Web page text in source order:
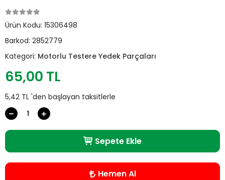
Ürün Kodu: 15306498
Barkod: 2852779
Kategori: Motorlu Testere Yedek Parçaları
65,00 TL
5,42 TL 'den başlayan taksitlerle
Sepete Ekle
Hemen Al